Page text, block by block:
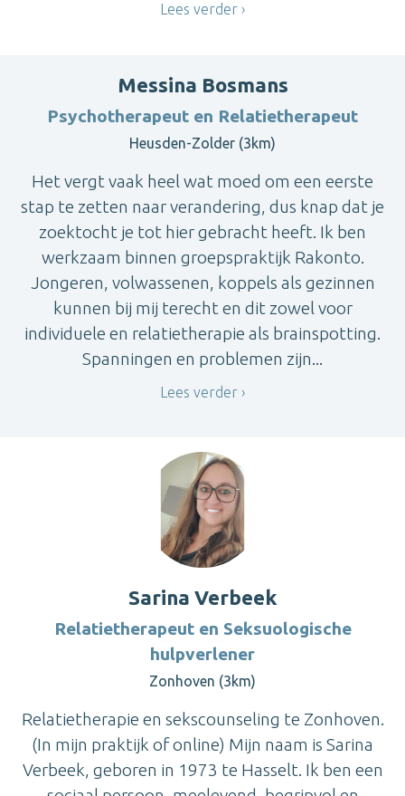
Lees verder
Messina Bosmans
Psychotherapeut en Relatietherapeut
Heusden-Zolder (3km)
Het vergt vaak heel wat moed om een eerste
stap te zetten naar verandering, dus knap dat je
zoektocht je tot hier gebracht heeft. Ik ben
werkzaam binnen groepspraktijk Rakonto.
Jongeren, volwassenen, koppels als gezinnen
kunnen bij mij terecht en dit zowel voor
individuele en relatietherapie als brainspotting.
Spanningen en problemen zijn...
Lees verder
Sarina Verbeek
Relatietherapeut en Seksuologische
hulpverlener
Zonhoven (3km)
Relatietherapie en sekscounseling te Zonhoven.
(In mijn praktijk of online) Mijn naam is Sarina
Verbeek, geboren in 1973 te Hasselt. Ik ben een